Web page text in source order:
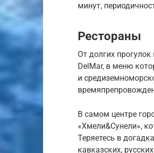
минут,
Рестораны
От долгих
DelMar, в меню
и
В самом центре
«Хмели&Сунели»,
Теряетесь в
кавказских,